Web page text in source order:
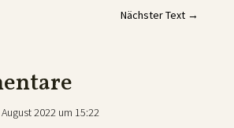
Nächster Text →
2022 um 15:22